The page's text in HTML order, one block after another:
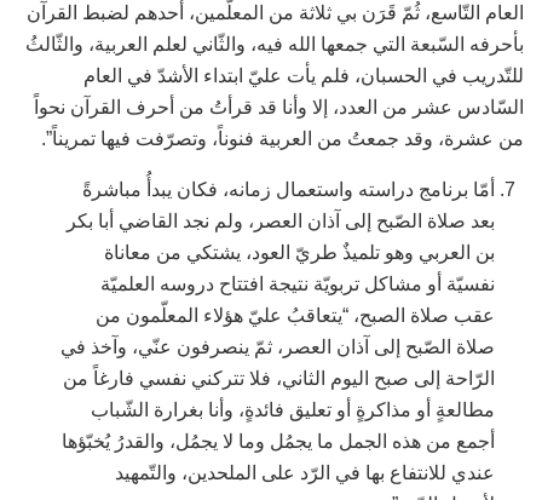
العام التّاسع، ثُمّ قَرَن بي ثلاثة من المعلّمين، أحدهم لضبط القرآن
بأحرفه السّبعة التي جمعها الله فيه، والثّاني لعلم العربية، والثّالثُ
للتّدريب في الحسبان، فلم يأت عليّ ابتداء الأشدّ في العام
السّادس عشر من العدد، إلا وأنا قد قرأتُ من أحرف القرآن نحواً
من عشرة، وقد جمعتُ من العربية فنوناً، وتصرّفت فيها تمريناً”.
أمّا برنامج دراسته واستعمال زمانه، فكان يبدأُ مباشرةً
بعد صلاة الصّبح إلى آذان العصر، ولم نجد القاضي أبا بكر
بن العربي وهو تلميذٌ طريّ العود، يشتكي من معاناة
نفسيّة أو مشاكل تربويّة نتيجة افتتاح دروسه العلميّة
عقب صلاة الصبح، “يتعاقبُ عليّ هؤلاء المعلّمون من
صلاة الصّبح إلى آذان العصر، ثمّ ينصرفون عنّي، وآخذ في
الرّاحة إلى صبح اليوم الثاني، فلا تتركني نفسي فارغاً من
مطالعةٍ أو مذاكرةٍ أو تعليق فائدةٍ، وأنا بغرارة الشّباب
أجمع من هذه الجمل ما يجمُل وما لا يجمُل، والقدرُ يُخبّؤها
عندي للانتفاع بها في الرّد على الملحدين، والتّمهيد